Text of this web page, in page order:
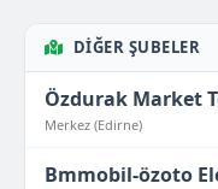
DIĞER ŞUBELER
Özdurak Market
Merkez (Edirne)
Bmmobil-özoto